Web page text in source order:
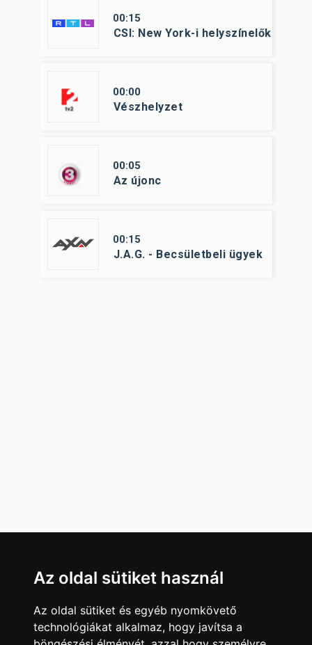
00:15
CSI: New York-i helyszínelők
00:00
Vészhelyzet
00:05
Az újonc
00:15
J.A.G. - Becsületbeli ügyek
Az oldal sütiket használ
Az oldal sütiket és egyéb nyomkövető
technológiákat alkalmaz, hogy javítsa a